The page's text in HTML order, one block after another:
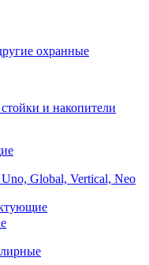
охранные
и накопители
Global, Vertical, Neo